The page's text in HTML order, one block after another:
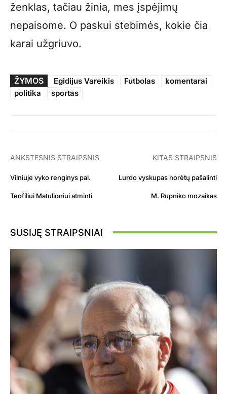
ženklas, tačiau žinia, mes įspėjimų
nepaisome. O paskui stebimės, kokie čia
karai užgriuvo.
ŽYMOS Egidijus Vareikis Futbolas
komentarai
politika
sportas
ANKSTESNIS STRAIPSNIS
Vilniuje vyko renginys pal.
Teofiliui Matulioniui atminti
KITAS STRAIPSNIS
Lurdo vyskupas norėtų pašalinti
M. Rupniko mozaikas
SUSIJĘ STRAIPSNIAI